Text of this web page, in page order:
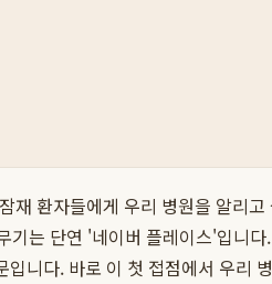
환자들에게 우리 병원을 알리
는 단연 '네이버 플레이스'입니
니다. 바로 이 첫 접점에서 우리